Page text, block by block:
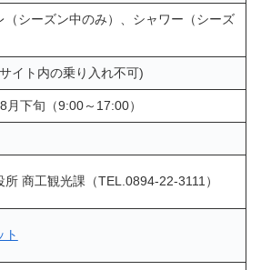
（シーズン中のみ）、シャワー（シーズ
イト内の乗り入れ不可)
月下旬（9:00～17:00）
所 商工観光課（TEL.0894-22-3111）
ト